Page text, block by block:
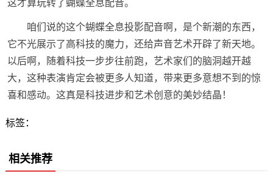
这才算玩转了蝴蝶全息配音。
咱们说的这个蝴蝶全息投影配音啊，是个新潮的东西，
它不光展示了高科技的魔力，还给声音艺术开辟了新天地。
以后啊，随着科技一步步往前跑，艺术家们的脑洞越开越
大，这种表演肯定会被更多人知道，带来更多意想不到的惊
喜和感动。这真是科技进步和艺术创意的美妙结晶！
标签：
相关推荐